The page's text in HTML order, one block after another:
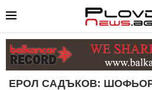
ЕРОЛ САДЪКОВ: